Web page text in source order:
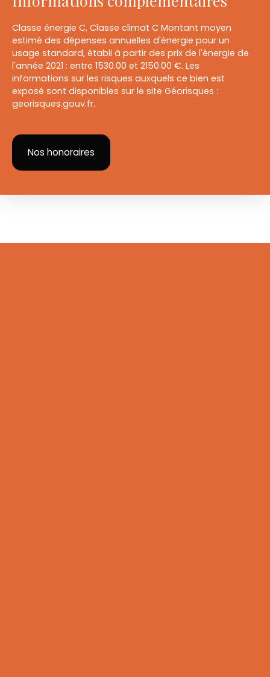
Classe énergie C, Classe climat C Montant moyen
estimé des dépenses annuelles d'énergie pour un
usage standard, établi à partir des prix de l'énergie de
l'année 2021 : entre 1530.00 et 2150.00 €. Les
informations sur les risques auxquels ce bien est
exposé sont disponibles sur le site Géorisques :
georisques.gouv.fr.
Nos honoraires